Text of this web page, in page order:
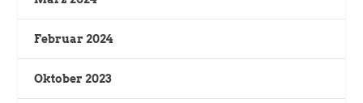
Februar 2024
Oktober 2023